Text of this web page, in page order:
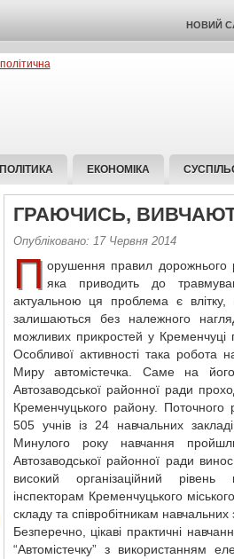
НОВИЙ
ПОЛІТИКА ЕКОНОМІКА
ГРАЮЧИСЬ,
Опубліковано: 17 Червня 2014
П орушення правил дорожнього
яка приводить до
актуальною ця проблема є влітку,
залишаються без належного
можливих прикростей у Кременчуці
Особливої активності така робота
Миру автомістечка. Саме на
Автозаводської районної ради
Кременчуцького району.
505 учнів із 24 навчальних
Минулого року навчання
Автозаводської районної ради
високий організаційний
інспекторам Кременчуцького
складу та співробітникам навчальних
Безперечно, цікаві практичні
“Автомістечку” з використанням